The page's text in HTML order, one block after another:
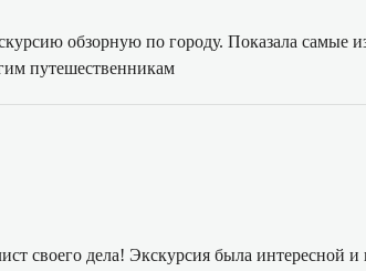
обзорную по городу. Показала самые
путешественникам
своего дела! Экскурсия была интересной и